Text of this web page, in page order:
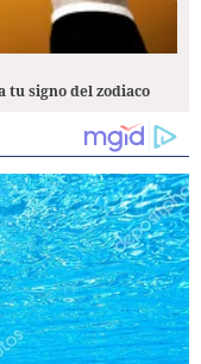
tu signo del zodiaco